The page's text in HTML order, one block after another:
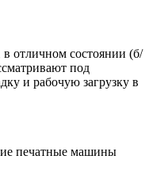
отличном состоянии (б/
под
и рабочую загрузку в
печатные машины